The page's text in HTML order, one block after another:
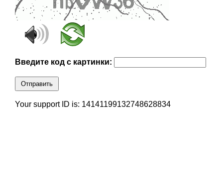
Введите код с картинки:
Отправить
Your support ID is: 14141199132748628834